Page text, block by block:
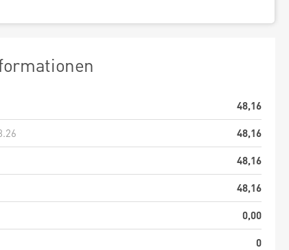
48,16
48,16
48,16
48,16
0,00
0